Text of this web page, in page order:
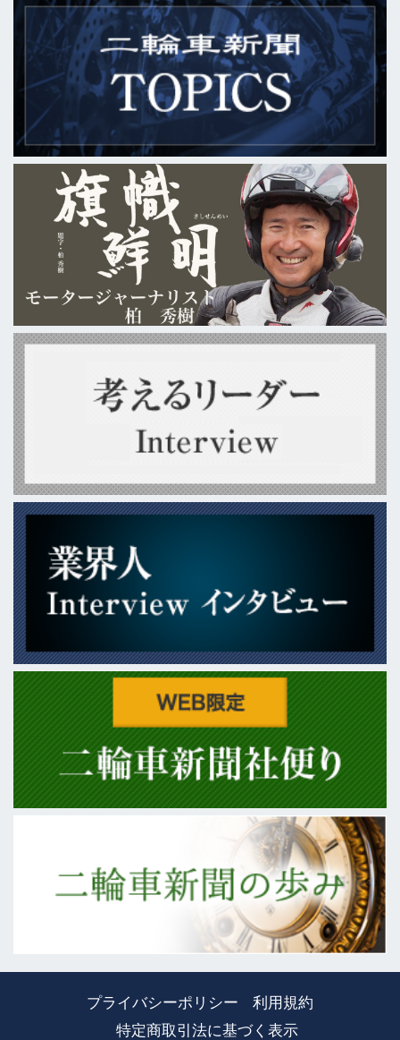
プライバシーポリシー
利用規約
特定商取引法に基づく表示